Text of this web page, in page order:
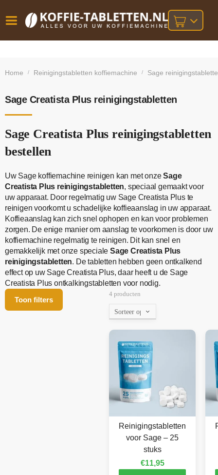
besteld,
bij orders
Home / Reinigingstabletten koffiemachine / Sage
Sage Creatista Plus reinigingstabletten
Sage Creatista Plus reinigingstabletten
bestellen
Uw Sage koffiemachine reinigen kan met onzeSage
Creatista Plus reinigingstabletten, speciaal gemaakt voor
uw apparaat. Door regelmatig uw Sage Creatista Plus te
reinigen voorkomt u schadelijke koffieaanslag in uw apparaat.
Koffieaanslag kan zich snel ophopen en kan voor problemen
zorgen. De enige manier om aanslag te voorkomen is door uw
koffiemachine regelmatig te reinigen. Dit kan snel en
gemakkelijk met onze specialeSage Creatista Plus
reinigingstabletten. De tabletten hebben geen ontkalkend
effect op uw Sage Creatista Plus, daar heeft u de Sage
Creatista Plus ontkalkingstabletten voor nodig.
Toon filters
4 producten
Reinigingstabletten
voor Sage – 25
stuks
€11,95